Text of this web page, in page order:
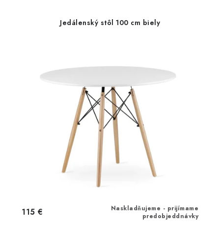
Jedálenský stôl 100 cm biely
Naskladňujeme - prijímame
predobjeddnávky
115 €